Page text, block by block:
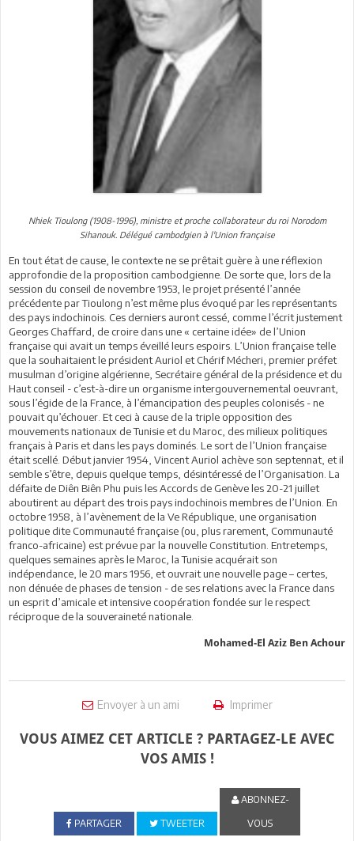
Nhiek Tioulong (1908-1996), ministre et proche collaborateur du roi Norodom
Sihanouk. Délégué cambodgien à l'Union française
En tout état de cause, le contexte ne se prêtait guère à une réflexion
approfondie de la proposition cambodgienne. De sorte que, lors de la
session du conseil de novembre 1953, le projet présenté l’année
précédente par Tioulong n’est même plus évoqué par les représentants
des pays indochinois. Ces derniers auront cessé, comme l’écrit justement
Georges Chaffard, de croire dans une « certaine idée» de l’Union
française qui avait un temps éveillé leurs espoirs. L’Union française telle
que la souhaitaient le président Auriol et Chérif Mécheri, premier préfet
musulman d’origine algérienne, Secrétaire général de la présidence et du
Haut conseil - c’est-à-dire un organisme intergouvernemental oeuvrant,
sous l’égide de la France, à l’émancipation des peuples colonisés - ne
pouvait qu’échouer. Et ceci à cause de la triple opposition des
mouvements nationaux de Tunisie et du Maroc, des milieux politiques
français à Paris et dans les pays dominés. Le sort de l’Union française
était scellé. Début janvier 1954, Vincent Auriol achève son septennat, et il
semble s’être, depuis quelque temps, désintéressé de l’Organisation. La
défaite de Diên Biên Phu puis les Accords de Genève les 20-21 juillet
aboutirent au départ des trois pays indochinois membres de l’Union. En
octobre 1958, à l’avènement de la Ve République, une organisation
politique dite Communauté française (ou, plus rarement, Communauté
franco-africaine) est prévue par la nouvelle Constitution. Entretemps,
quelques semaines après le Maroc, la Tunisie acquérait son
indépendance, le 20 mars 1956, et ouvrait une nouvelle page – certes,
non dénuée de phases de tension - de ses relations avec la France dans
un esprit d’amicale et intensive coopération fondée sur le respect
réciproque de la souveraineté nationale.
Mohamed-El Aziz Ben Achour
Envoyer à un ami Imprimer
VOUS AIMEZ CET ARTICLE ? PARTAGEZ-LE AVEC
VOS AMIS !
PARTAGER TWEETER
ABONNEZ-
VOUS